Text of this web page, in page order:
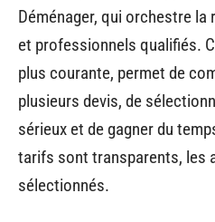
Déménager, qui orchestre
et professionnels qualifiés.
plus courante, permet de
plusieurs devis, de
sérieux et de gagner du
tarifs sont transparents, les
sélectionnés.